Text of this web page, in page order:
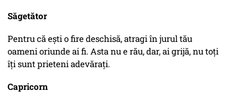
Săgetător
Pentru că eşti o fire deschisă, atragi în jurul tău
oameni oriunde ai fi. Asta nu e rău, dar, ai grijă, nu toţi
îţi sunt prieteni adevăraţi.
Capricorn